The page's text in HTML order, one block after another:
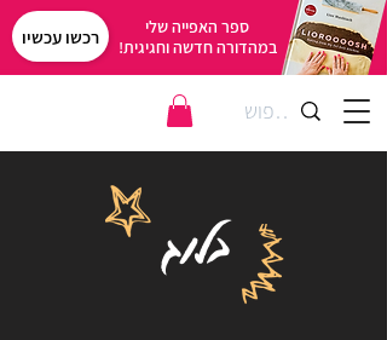
רכשו עכשיו
ספר האפייה שלי
במהדורה חדשה וחגיגית!
בלוג